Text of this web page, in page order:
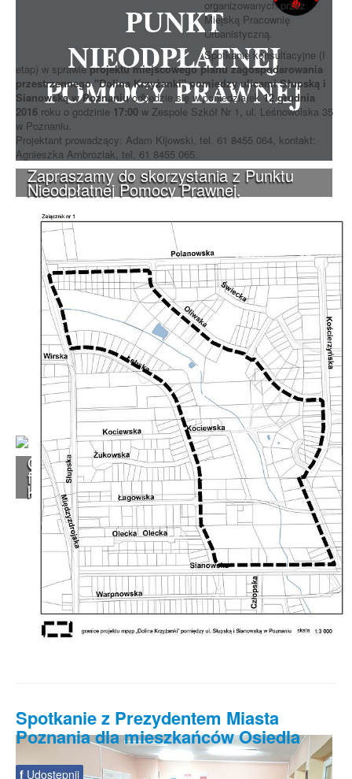
Zapraszamy do skorzystania z Punktu
Nieodpłatnej Pomocy Prawnej.
Od 1 stycznia 2023 roku zmiany w
funkcjonowaniu linii autobusowych
kursujących na Krzyżowniki-Smochowice
organizowanych przez
Miejską Pracownię
Urbanistyczną.
Spotkanie konsultacyjne (I
etap) w sprawie projektu miejscowego planu zagospodarowania
przestrzennego "Dolina Krzyżanki" pomiędzy ulicami Słupską i
Sianowską w Poznaniuodbedzie się w poniedziałek12 grudnia
2016 roku o godzinie 17:00 w Zespole Szkół Nr 1, ul. Leśnowolska 35
w Poznaniu.
Projektant prowadzący: Adam Kijowski, tel. 61 8455 064, kontakt:
Agnieszka Ambroziak, tel. 61 8455 065.
Spotkanie z Prezydentem Miasta
Poznania dla mieszkańców Osiedla
f Udostępnij